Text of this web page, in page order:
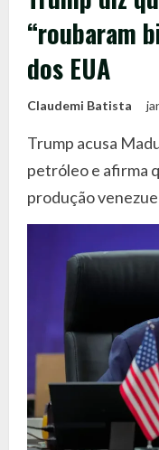
“roubaram
dos EUA
Claudemi Batista
Trump acusa
petróleo e afirma
produção